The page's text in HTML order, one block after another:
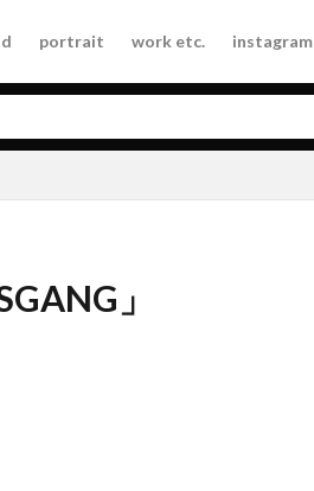
portrait work etc. instagram
」